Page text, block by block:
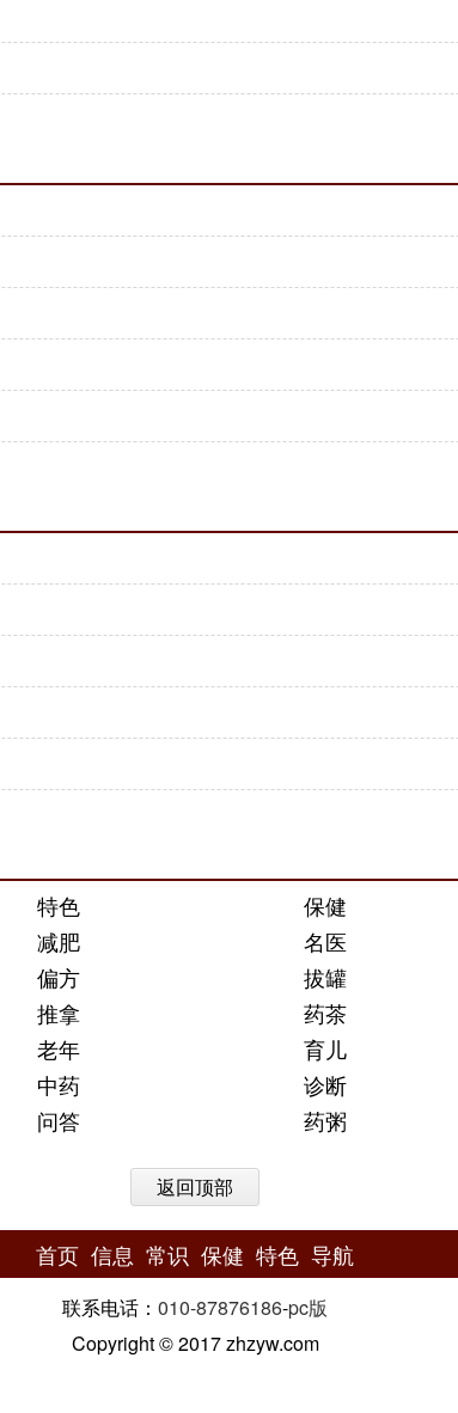
特色 保健
减肥 名医
偏方 拔罐
推拿 药茶
老年 育儿
中药 诊断
问答 药粥
返回顶部
首页 信息 常识 保健 特色 导航
联系电话： 010-87876186-pc版
Copyright © 2017 zhzyw.com